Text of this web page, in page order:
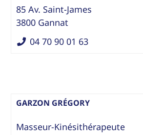
85 Av. Saint-James
3800 Gannat
04 70 90 01 63
GARZON GRÉGORY
Masseur-Kinésithérapeute